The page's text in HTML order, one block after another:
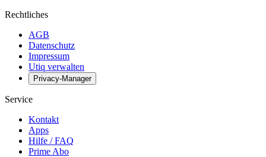
Rechtliches
AGB
Datenschutz
Impressum
Utiq verwalten
Privacy-Manager
Service
Kontakt
Apps
Hilfe / FAQ
Prime Abo